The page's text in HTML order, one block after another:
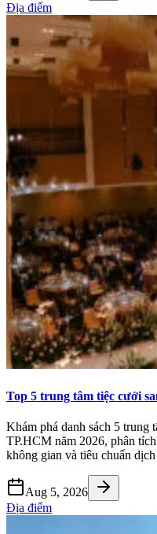
Địa điểm
Top 5 trung tâm tiệc cưới
Khám phá danh sách 5 trung
TP.HCM năm 2026, phân
không gian và tiêu chuẩn
Aug 5, 2026
Địa điểm